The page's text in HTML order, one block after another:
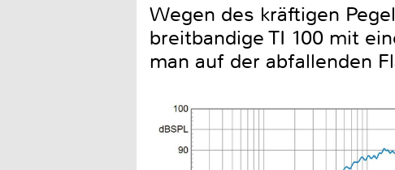
Wegen des kräftigen
breitbandige TI 100 mit
man auf der abfallenden